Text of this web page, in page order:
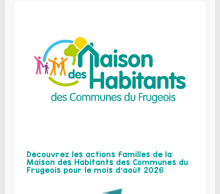
Découvrez les actions familles de la
Maison des Habitants des Communes du
Frugeois pour le mois d’août 2026